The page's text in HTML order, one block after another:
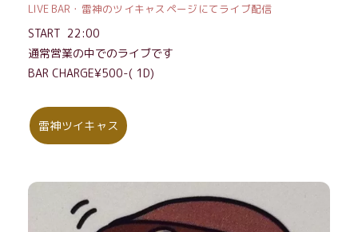
LIVE BAR・雷神のツイキャスページにてライブ配信
START 22:00
通常営業の中でのライブです
BAR CHARGE¥500-( 1D)
雷神ツイキャス